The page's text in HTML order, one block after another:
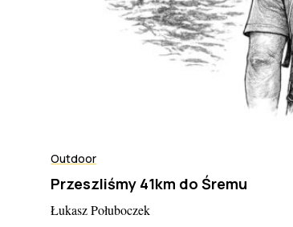
Outdoor
Przeszliśmy 41km do Śremu
Łukasz Połuboczek
f
o